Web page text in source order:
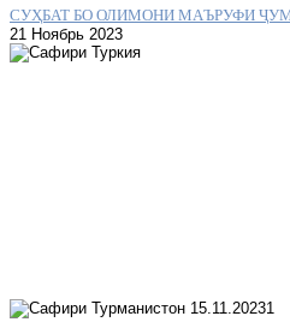
СУҲБАТ БО ОЛИМОНИ МАЪРУФИ
21 Ноябрь 2023